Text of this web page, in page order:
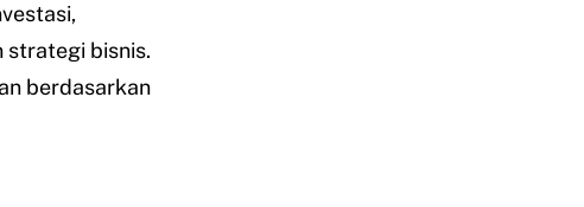
strategi bisnis.
berdasarkan